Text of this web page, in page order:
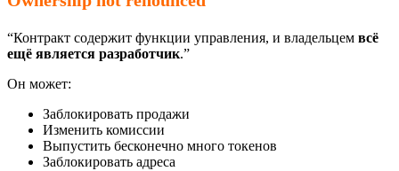
“Контракт содержит функции управления, и владельцем всё
ещё является разработчик.”
Он может:
Заблокировать продажи
Изменить комиссии
Выпустить бесконечно много токенов
Заблокировать адреса